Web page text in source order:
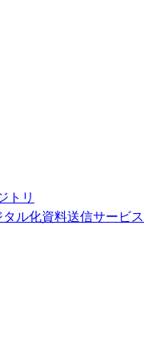
トリ
ル化資料送信サービス